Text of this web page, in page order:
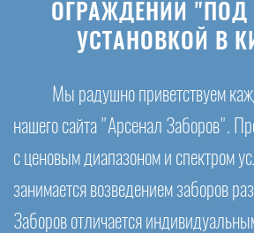
ОГРАЖДЕНИЙ
УСТАНОВКОЙ В
Мы радушно приветствуем
нашего сайта "Арсенал Заборов".
с ценовым диапазоном и спектром
занимается возведением заборов
Заборов отличается